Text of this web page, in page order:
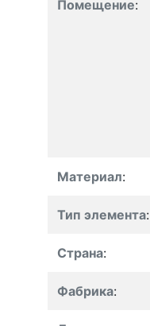
Помещение:
Материал:
Тип элемента:
Страна:
Фабрика: